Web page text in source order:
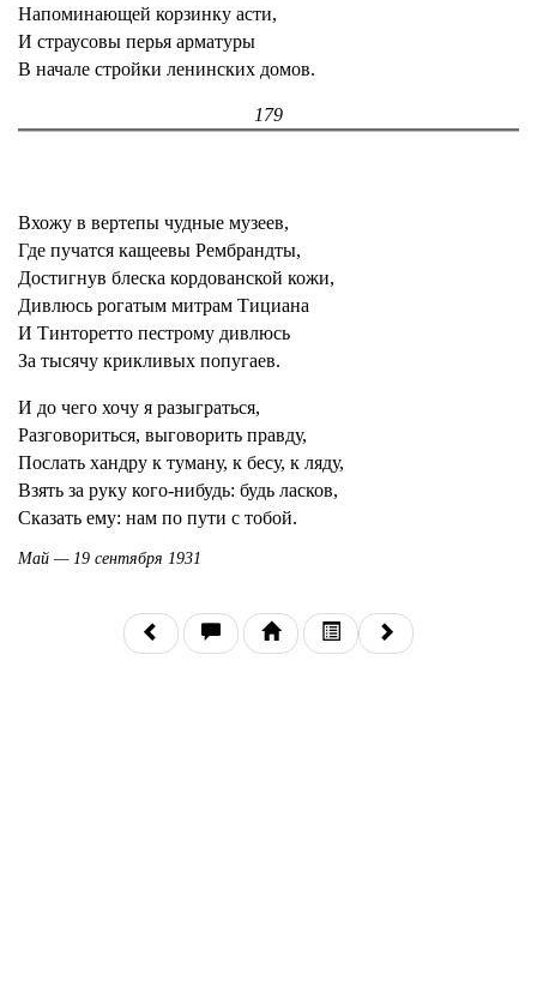
Напоминающей корзинку асти,
И страусовы перья арматуры
В начале стройки ленинских домов.
179
Вхожу в вертепы чудные музеев,
Где пучатся кащеевы Рембрандты,
Достигнув блеска кордованской кожи,
Дивлюсь рогатым митрам Тициана
И Тинторетто пестрому дивлюсь
За тысячу крикливых попугаев.
И до чего хочу я разыграться,
Разговориться, выговорить правду,
Послать хандру к туману, к бесу, к ляду,
Взять за руку кого-нибудь: будь ласков,
Сказать ему: нам по пути с тобой.
Май — 19 сентября 1931